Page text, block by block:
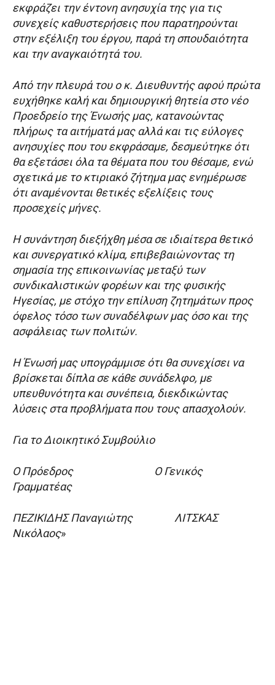
εκφράζει την έντονη ανησυχία της για τις
συνεχείς καθυστερήσεις που παρατηρούνται
στην εξέλιξη του έργου, παρά τη σπουδαιότητα
και την αναγκαιότητά του.
Από την πλευρά του ο κ. Διευθυντής αφού πρώτα
ευχήθηκε καλή και δημιουργική θητεία στο νέο
Προεδρείο της Ένωσής μας, κατανοώντας
πλήρως τα αιτήματά μας αλλά και τις εύλογες
ανησυχίες που του εκφράσαμε, δεσμεύτηκε ότι
θα εξετάσει όλα τα θέματα που του θέσαμε, ενώ
σχετικά με το κτιριακό ζήτημα μας ενημέρωσε
ότι αναμένονται θετικές εξελίξεις τους
προσεχείς μήνες.
Η συνάντηση διεξήχθη μέσα σε ιδιαίτερα θετικό
και συνεργατικό κλίμα, επιβεβαιώνοντας τη
σημασία της επικοινωνίας μεταξύ των
συνδικαλιστικών φορέων και της φυσικής
Ηγεσίας, με στόχο την επίλυση ζητημάτων προς
όφελος τόσο των συναδέλφων μας όσο και της
ασφάλειας των πολιτών.
Η Ένωσή μας υπογράμμισε ότι θα συνεχίσει να
βρίσκεται δίπλα σε κάθε συνάδελφο, με
υπευθυνότητα και συνέπεια, διεκδικώντας
λύσεις στα προβλήματα που τους απασχολούν.
Για το Διοικητικό Συμβούλιο
Ο Πρόεδρος Ο Γενικός
Γραμματέας
ΠΕΖΙΚΙΔΗΣ Παναγιώτης ΛΙΤΣΚΑΣ
Νικόλαος»